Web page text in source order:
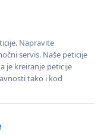
Napravite
servis. Naše peticije
je kreiranje peticije
tako i kod